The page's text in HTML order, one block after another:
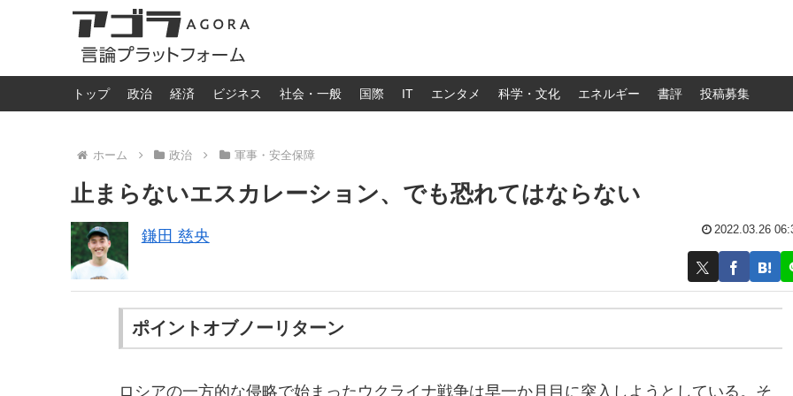
トップ 政治 経済 ビジネス 社会・一般 国際 IT エンタメ 科学・文化 エネルギー 書評 投稿募集
ホーム 政治 軍事・安全保障
止まらないエスカレーション、でも恐れてはならない
鎌田 慈央 2022.03.26
ポイントオブノーリターン
ロシアの一方的な侵略で始まったウクライナ戦争は早一か月目に突入しようとしている。そ